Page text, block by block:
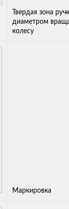
Твердая зона
диаметром
колесу
Маркировка